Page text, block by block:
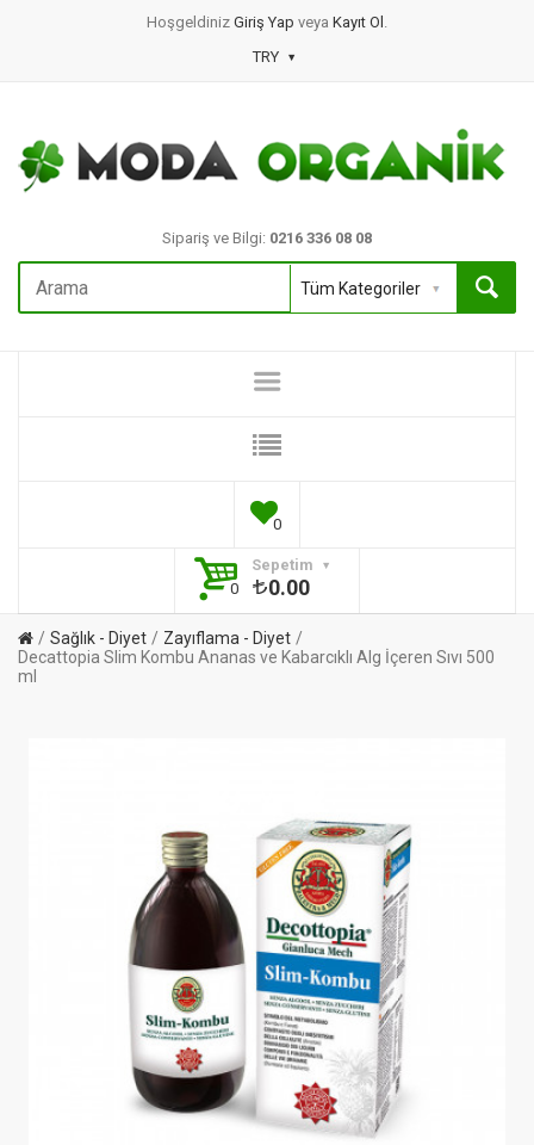
Hoşgeldiniz Giriş Yap veya Kayıt Ol .
TRY
Sipariş ve Bilgi: 0216 336 08 08
0
Sepetim
0
0.00
Sağlık - Diyet
Zayıflama - Diyet
Decattopia Slim Kombu Ananas ve Kabarcıklı Alg İçeren Sıvı 500
ml